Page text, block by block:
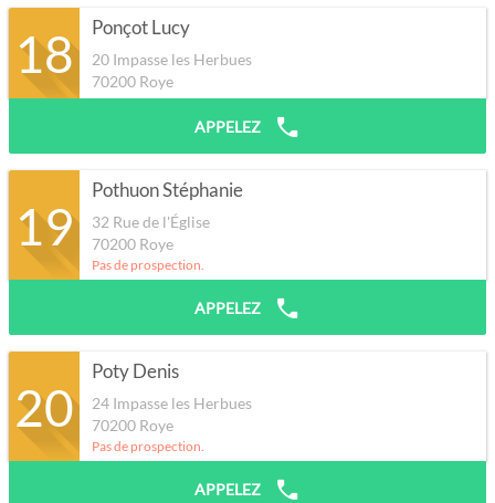
18 Ponçot Lucy
20 Impasse les Herbues
70200 Roye
APPELEZ
19
Pothuon Stéphanie
32 Rue de l'Église
70200 Roye
Pas de prospection.
APPELEZ
20
Poty Denis
24 Impasse les Herbues
70200 Roye
Pas de prospection.
APPELEZ